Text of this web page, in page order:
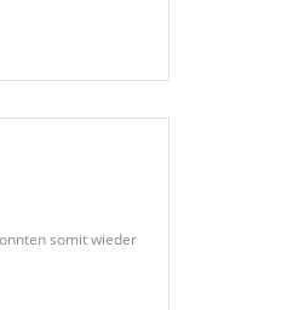
somit wieder